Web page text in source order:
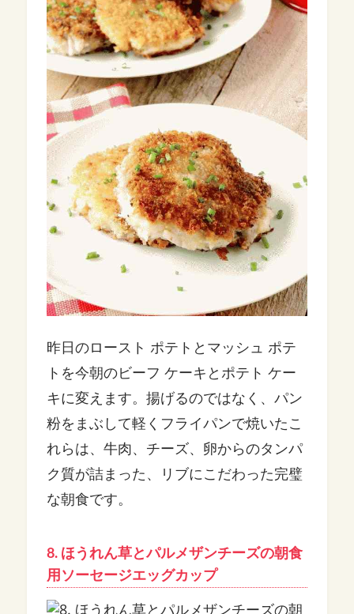
昨日のロースト ポテトとマッシュ ポテ
トを今朝のビーフ ケーキとポテト ケー
キに変えます。揚げるのではなく、パン
粉をまぶして軽くフライパンで焼いたこ
れらは、牛肉、チーズ、卵からのタンパ
ク質が詰まった、リブにこだわった完璧
な朝食です。
8. ほうれん草とパルメザンチーズの朝食
用ソーセージエッグカップ